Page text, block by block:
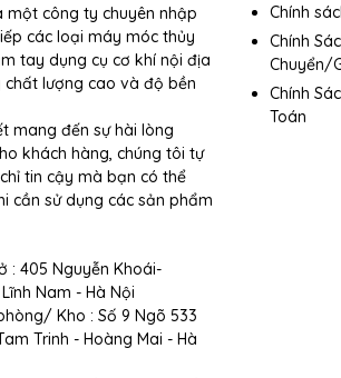
một công ty chuyên nhập
các loại máy móc thủy
tay dụng cụ cơ khí nội địa
chất lượng cao và độ bền
mang đến sự hài lòng
khách hàng, chúng tôi tự
tin cậy mà bạn có thể
cần sử dụng các sản phẩm
: 405 Nguyễn Khoái-
Nam - Hà Nội
Kho : Số 9 Ngõ 533
Trinh - Hoàng Mai - Hà
Chính
Chính
Chuyển/
Chính
Toán